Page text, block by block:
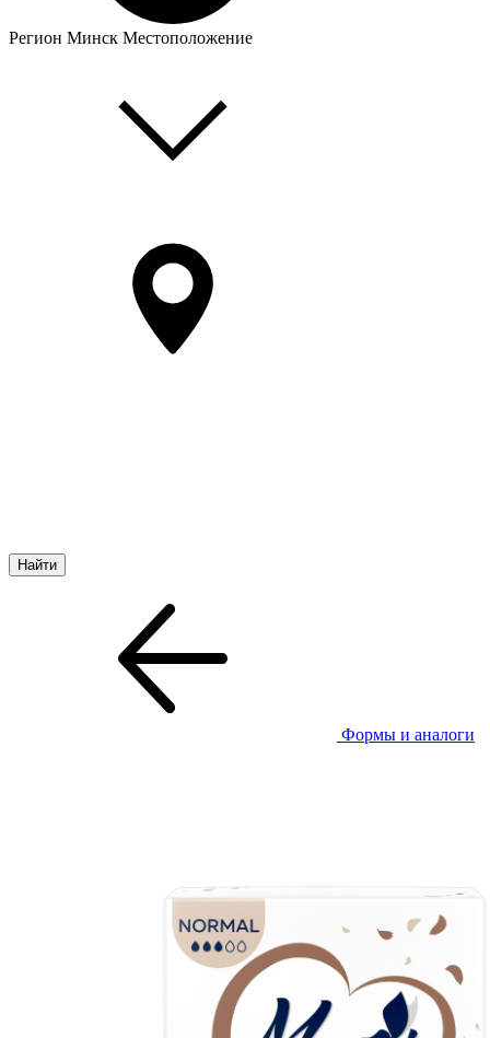
Регион Минск Местоположение
Формы и аналоги